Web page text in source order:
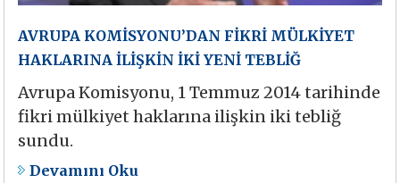
AVRUPA KOMİSYONU’DAN FİKRİ MÜLKİYET
HAKLARINA İLİŞKİN İKİ YENİ TEBLİĞ
Avrupa Komisyonu, 1 Temmuz 2014 tarihinde
fikri mülkiyet haklarına ilişkin iki tebliğ
sundu.
Devamını Oku